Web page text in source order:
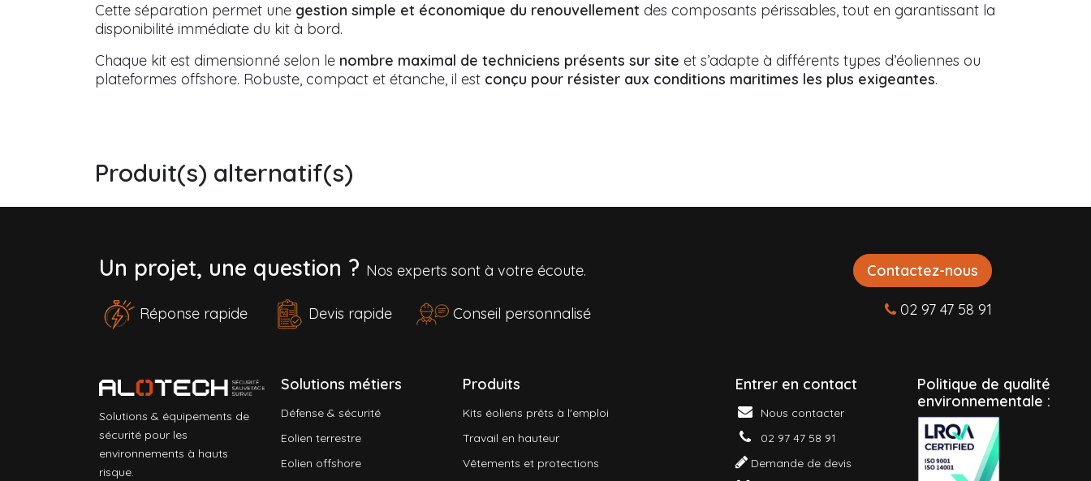
Cette séparation permet une gestion simple et économique du renouvellement des composants périssables, tout en garantissant la
disponibilité immédiate du kit à bord.
Chaque kit est dimensionné selon le nombre maximal de techniciens présents sur site et s’adapte à différents types d’éoliennes ou
plateformes offshore. Robuste, compact et étanche, il est conçu pour résister aux conditions maritimes les plus exigeantes.
Produit(s) alternatif(s)
Un projet, une question ? Nos experts sont à votre écoute.
Réponse rapide Devis rapide Conseil personnalisé
Contactez-nous
02 97 47 58 91
Solutions & équipements de
sécurité pour les
environnements à hauts
risque.
Solutions métiers
Défense & sécurité
Eolien terrestre
Eolien offshore
Produits
Kits éoliens prêts à l'emploi
Travail en hauteur
Vêtements et protections
Entrer en contact
Nous contacter
02 97 47 58 91
Demande de devis
Politique de qualité
environnementale :